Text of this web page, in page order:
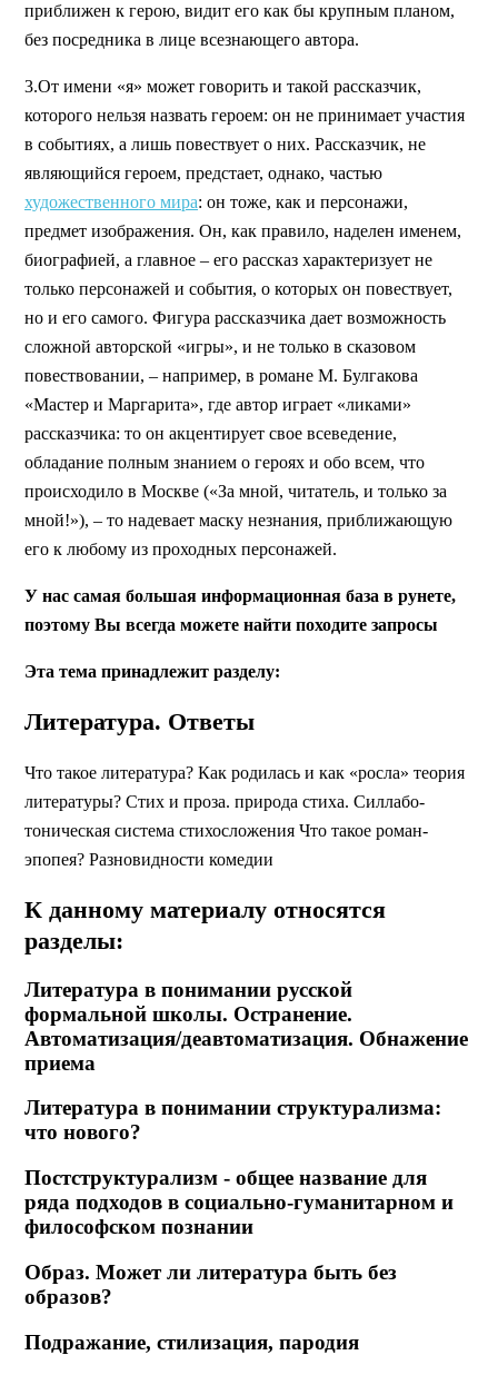
приближен к герою, видит его как бы крупным планом,
без посредника в лице всезнающего автора.
3.От имени «я» может говорить и такой рассказчик,
которого нельзя назвать героем: он не принимает участия
в событиях, а лишь повествует о них. Рассказчик, не
являющийся героем, предстает, однако, частью
художественного мира: он тоже, как и персонажи,
предмет изображения. Он, как правило, наделен именем,
биографией, а главное – его рассказ характеризует не
только персонажей и события, о которых он повествует,
но и его самого. Фигура рассказчика дает возможность
сложной авторской «игры», и не только в сказовом
повествовании, – например, в романе М. Булгакова
«Мастер и Маргарита», где автор играет «ликами»
рассказчика: то он акцентирует свое всеведение,
обладание полным знанием о героях и обо всем, что
происходило в Москве («За мной, читатель, и только за
мной!»), – то надевает маску незнания, приближающую
его к любому из проходных персонажей.
У нас самая большая информационная база в рунете,
поэтому Вы всегда можете найти походите запросы
Эта тема принадлежит разделу:
Литература. Ответы
Что такое литература? Как родилась и как «росла» теория
литературы? Стих и проза. природа стиха. Силлабо-
тоническая система стихосложения Что такое роман-
эпопея? Разновидности комедии
К данному материалу относятся
разделы:
Литература в понимании русской
формальной школы. Остранение.
Автоматизация/деавтоматизация. Обнажение
приема
Литература в понимании структурализма:
что нового?
Постструктурализм - общее название для
ряда подходов в социально-гуманитарном и
философском познании
Образ. Может ли литература быть без
образов?
Подражание, стилизация, пародия